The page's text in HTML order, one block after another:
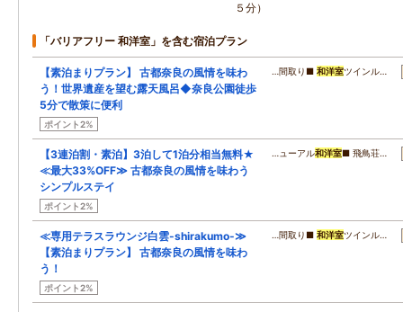
５分）
「バリアフリー 和洋室」を含む宿泊プラン
【素泊まりプラン】 古都奈良の風情を味わ
う！世界遺産を望む露天風呂◆奈良公園徒歩
5分で散策に便利
ポイント2%
…間取り■ 和洋室ツインル…
【3連泊割・素泊】3泊して1泊分相当無料★
≪最大33%OFF≫ 古都奈良の風情を味わう
シンプルステイ
ポイント2%
…ューアル和洋室■ 飛鳥荘…
≪専用テラスラウンジ白雲-shirakumo-≫
【素泊まりプラン】 古都奈良の風情を味わ
う！
ポイント2%
…間取り■ 和洋室ツインル…